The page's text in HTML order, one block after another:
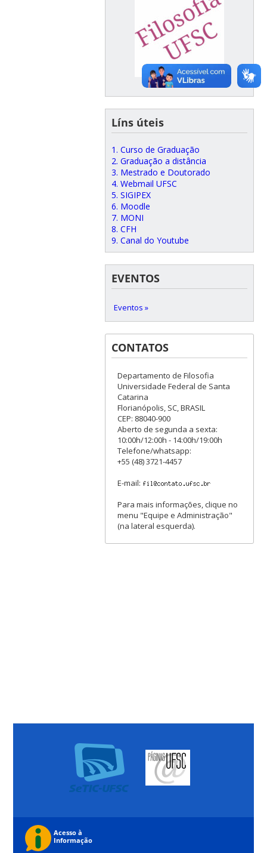
Líns úteis
1. Curso de Graduação
2. Graduação a distância
3. Mestrado e Doutorado
4. Webmail UFSC
5. SIGIPEX
6. Moodle
7. MONI
8. CFH
9. Canal do Youtube
EVENTOS
Eventos »
CONTATOS
Departamento de Filosofia
Universidade Federal de Santa
Catarina
Florianópolis, SC, BRASIL
CEP: 88040-900
Aberto de segunda a sexta:
10:00h/12:00h - 14:00h/19:00h
Telefone/whatsapp:
+55 (48) 3721-4457
E-mail:
Para mais informações, clique no
menu "Equipe e Administração"
(na lateral esquerda).